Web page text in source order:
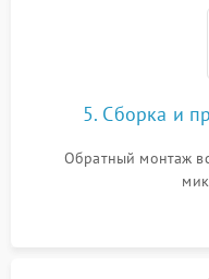
5. Сборка и
Обратный монтаж